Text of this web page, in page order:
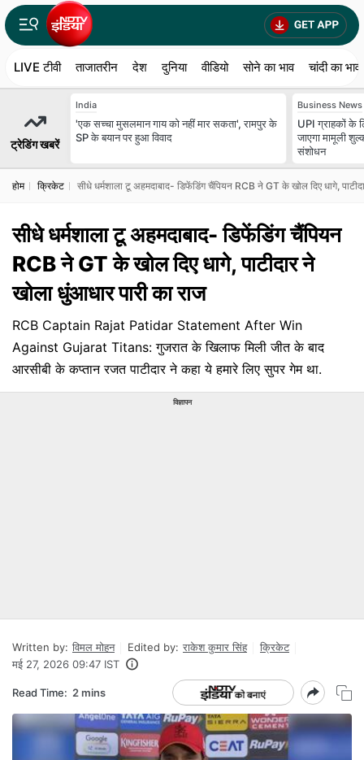
LIVE टीवी ताजातरीन देश दुनिया वीडियो सोने का भाव चांदी का भाव
ट्रेडिंग खबरें
India
'एक सच्चा मुसलमान गाय को नहीं मार सकता', रामपुर के
SP के बयान पर हुआ विवाद
Business News
UPI ग्राहकों के
जाएगा मामूली
संशोधन
होम क्रिकेट सीधे धर्मशाला टू अहमदाबाद- डिफेंडिंग चैंपियन RCB ने GT के खोल दिए धागे,
सीधे धर्मशाला टू अहमदाबाद- डिफेंडिंग चैंपियन
RCB ने GT के खोल दिए धागे, पाटीदार ने
खोला धुंआधार पारी का राज
RCB Captain Rajat Patidar Statement After Win
Against Gujarat Titans: गुजरात के खिलाफ मिली जीत के बाद
आरसीबी के कप्तान रजत पाटीदार ने कहा ये हमारे लिए सुपर गेम था.
विज्ञापन
Written by: विमल मोहन Edited by: राकेश कुमार सिंह
क्रिकेट
मई 27, 2026 09:47 IST
Read Time: 2 mins